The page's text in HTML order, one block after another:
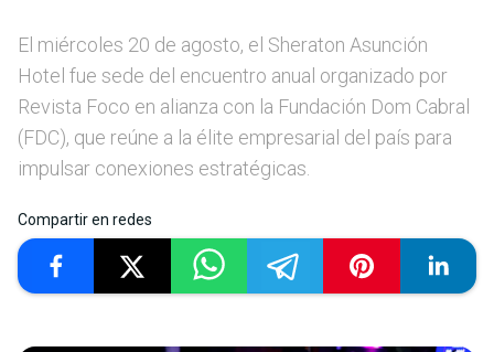
El miércoles 20 de agosto, el Sheraton Asunción
Hotel fue sede del encuentro anual organizado por
Revista Foco en alianza con la Fundación Dom Cabral
(FDC), que reúne a la élite empresarial del país para
impulsar conexiones estratégicas.
Compartir en redes